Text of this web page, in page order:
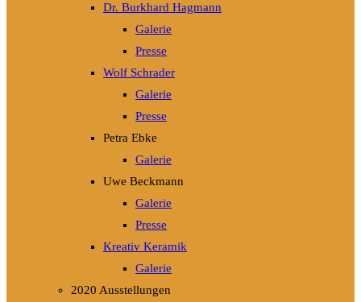
Dr. Burkhard Hagmann
Galerie
Presse
Wolf Schrader
Galerie
Presse
Petra Ebke
Galerie
Uwe Beckmann
Galerie
Presse
Kreativ Keramik
Galerie
2020 Ausstellungen